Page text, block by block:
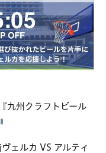
九州クラフトビール
ェルカ VS アルティ